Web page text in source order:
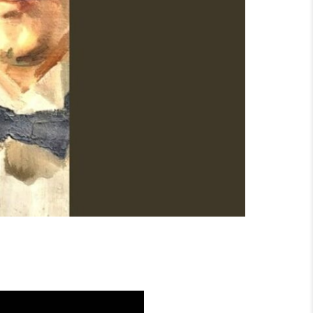
ÜBER SACHSEN